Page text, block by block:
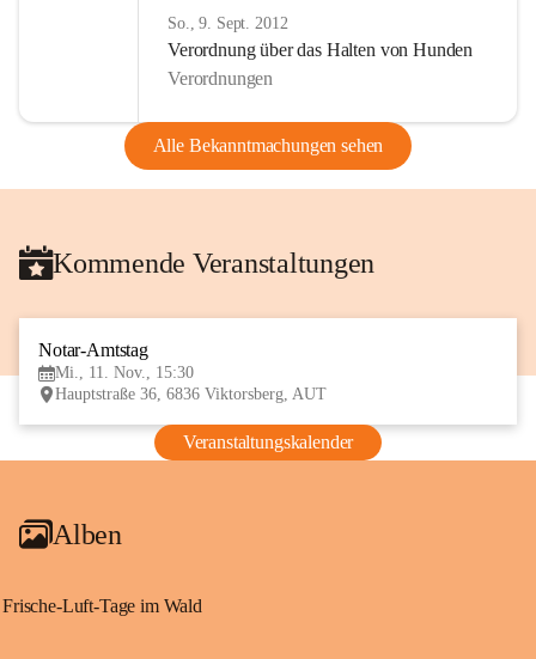
So., 9. Sept. 2012
Verordnung über das Halten von Hunden
Verordnungen
Alle Bekanntmachungen sehen
Kommende Veranstaltungen
Notar-Amtstag
Mi., 11. Nov., 15:30
Hauptstraße 36, 6836 Viktorsberg, AUT
Veranstaltungskalender
Alben
Frische-Luft-Tage im Wald